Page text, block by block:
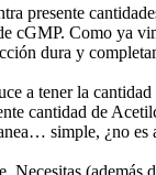
presente
cGMP. Como ya
dura y
a tener la
cantidad de
simple, ¿no es
Necesitas (además